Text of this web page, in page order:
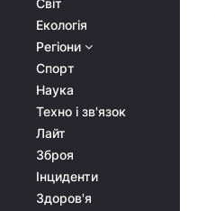
Світ
Екологія
Регіони
Спорт
Наука
Техно і зв'язок
Лайт
Зброя
Інциденти
Здоров'я